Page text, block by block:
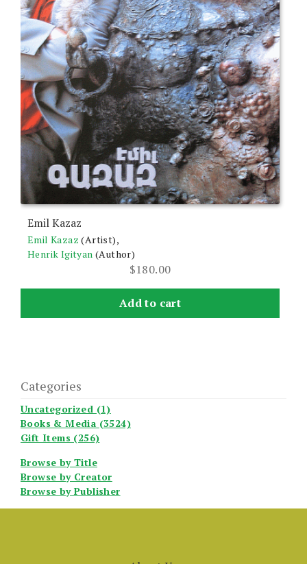
Emil Kazaz
Emil Kazaz (Artist),
Henrik Igityan (Author)
$180.00
Add to cart
Categories
Uncategorized (1)
Books & Media (3524)
Gift Items (256)
Browse by Title
Browse by Creator
Browse by Publisher